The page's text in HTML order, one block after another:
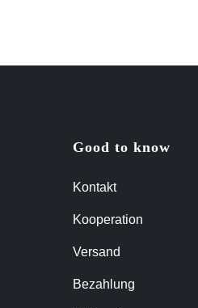
Good to know
Kontakt
Kooperation
Versand
Bezahlung